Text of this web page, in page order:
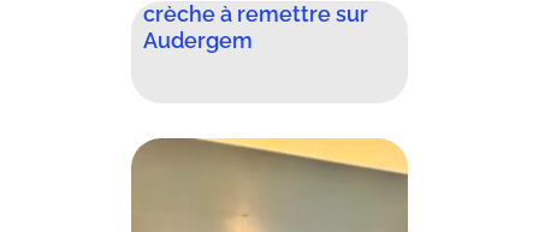
crèche à remettre sur
Audergem